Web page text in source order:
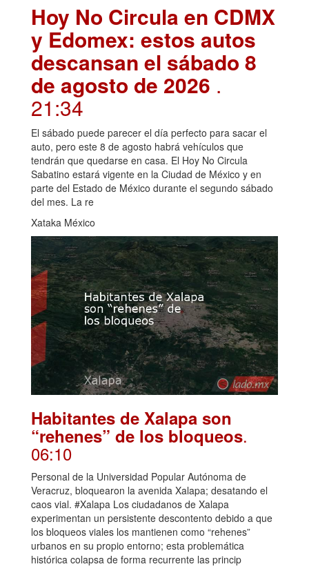
Hoy No Circula en CDMX
y Edomex: estos autos
descansan el sábado 8
de agosto de 2026 .
21:34
El sábado puede parecer el día perfecto para sacar el
auto, pero este 8 de agosto habrá vehículos que
tendrán que quedarse en casa. El Hoy No Circula
Sabatino estará vigente en la Ciudad de México y en
parte del Estado de México durante el segundo sábado
del mes. La re
Xataka México
Habitantes de Xalapa son
“rehenes” de los bloqueos.
06:10
Personal de la Universidad Popular Autónoma de
Veracruz, bloquearon la avenida Xalapa; desatando el
caos vial. #Xalapa Los ciudadanos de Xalapa
experimentan un persistente descontento debido a que
los bloqueos viales los mantienen como “rehenes”
urbanos en su propio entorno; esta problemática
histórica colapsa de forma recurrente las princip